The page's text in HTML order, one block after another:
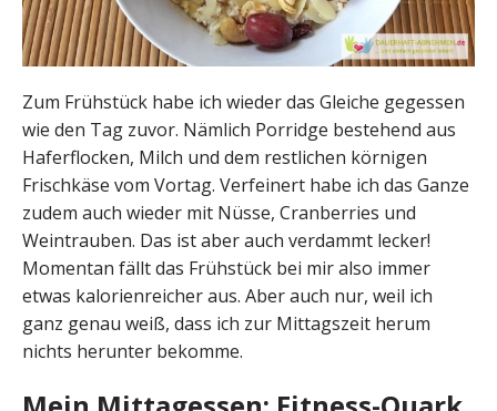
Zum Frühstück habe ich wieder das Gleiche gegessen
wie den Tag zuvor. Nämlich Porridge bestehend aus
Haferflocken, Milch und dem restlichen körnigen
Frischkäse vom Vortag. Verfeinert habe ich das Ganze
zudem auch wieder mit Nüsse, Cranberries und
Weintrauben. Das ist aber auch verdammt lecker!
Momentan fällt das Frühstück bei mir also immer
etwas kalorienreicher aus. Aber auch nur, weil ich
ganz genau weiß, dass ich zur Mittagszeit herum
nichts herunter bekomme.